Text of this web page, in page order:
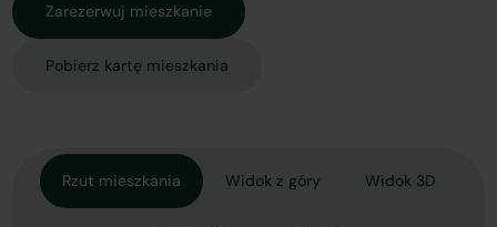
Rzut mieszkania Widok z góry Widok 3D
Zarezerwuj mieszkanie
Pobierz kartę mieszkania